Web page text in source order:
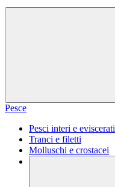
Pesce
Pesci interi e eviscerati
Tranci e filetti
Molluschi e crostacei